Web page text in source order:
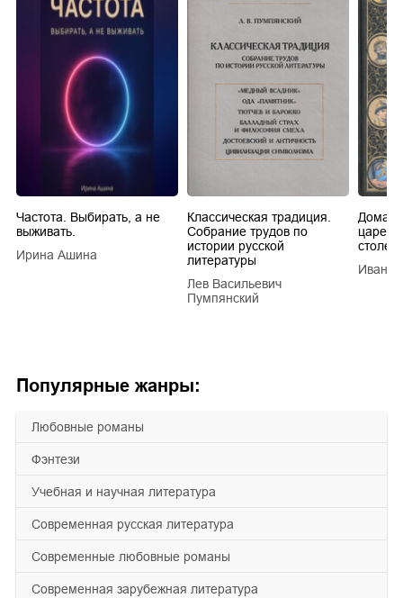
Популярные жанры:
любовные романы
фэнтези
учебная и научная литература
современная русская литература
современные любовные романы
современная зарубежная литература
Частота. Выбирать, а не
выживать.
Ирина Ашина
Классическая традиция.
Собрание трудов по
истории русской
литературы
Лев Васильевич
Пумпянский
царей
Иван